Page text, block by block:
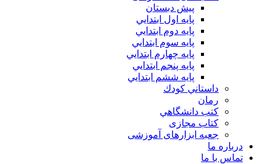
پیش دبستان
پايه اول ابتدايي
پايه دوم ابتدايي
پايه سوم ابتدايي
پايه چهارم ابتدايي
پايه پنجم ابتدايي
پايه ششم ابتدايي
داستاني كودك
رمان
كتب دانشگاهي
کتاب مجازی
جعبه ابزارهای آموزشی
درباره ما
تماس با ما